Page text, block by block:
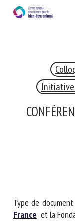
Initiatives
Type de document
Franceet la
RECEVEZ
LES
notre newsletter :